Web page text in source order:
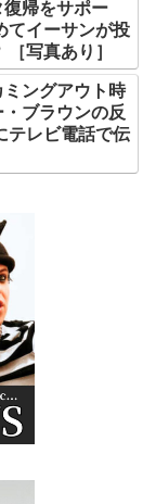
帰をサポー
てイーサンが投
写真あり］
ミングアウト時
ブラウンの反
テレビ電話で伝